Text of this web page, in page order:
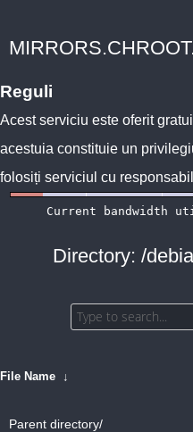
Reguli
Acest serviciu este oferit
acestuia constituie un
folosiți serviciul cu
Directory: /
File Name ↓
Parent directory/